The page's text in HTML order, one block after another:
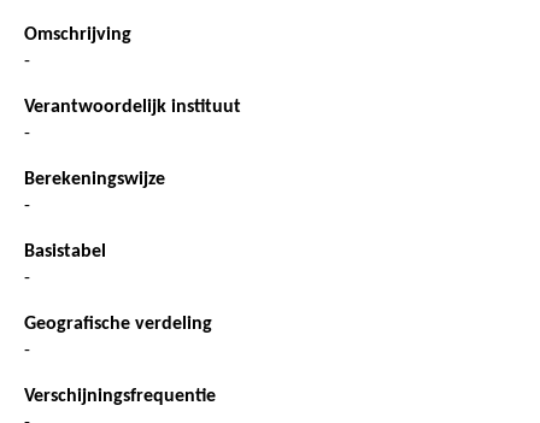
Omschrijving
-
Verantwoordelijk instituut
-
Berekeningswijze
-
Basistabel
-
Geografische verdeling
-
Verschijningsfrequentie